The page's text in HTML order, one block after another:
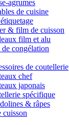
agrumes
de cuisine
& film de cuisson
film et alu
de congélation
de coutellerie
chef
japonais
spécifique
& râpes
cuisson